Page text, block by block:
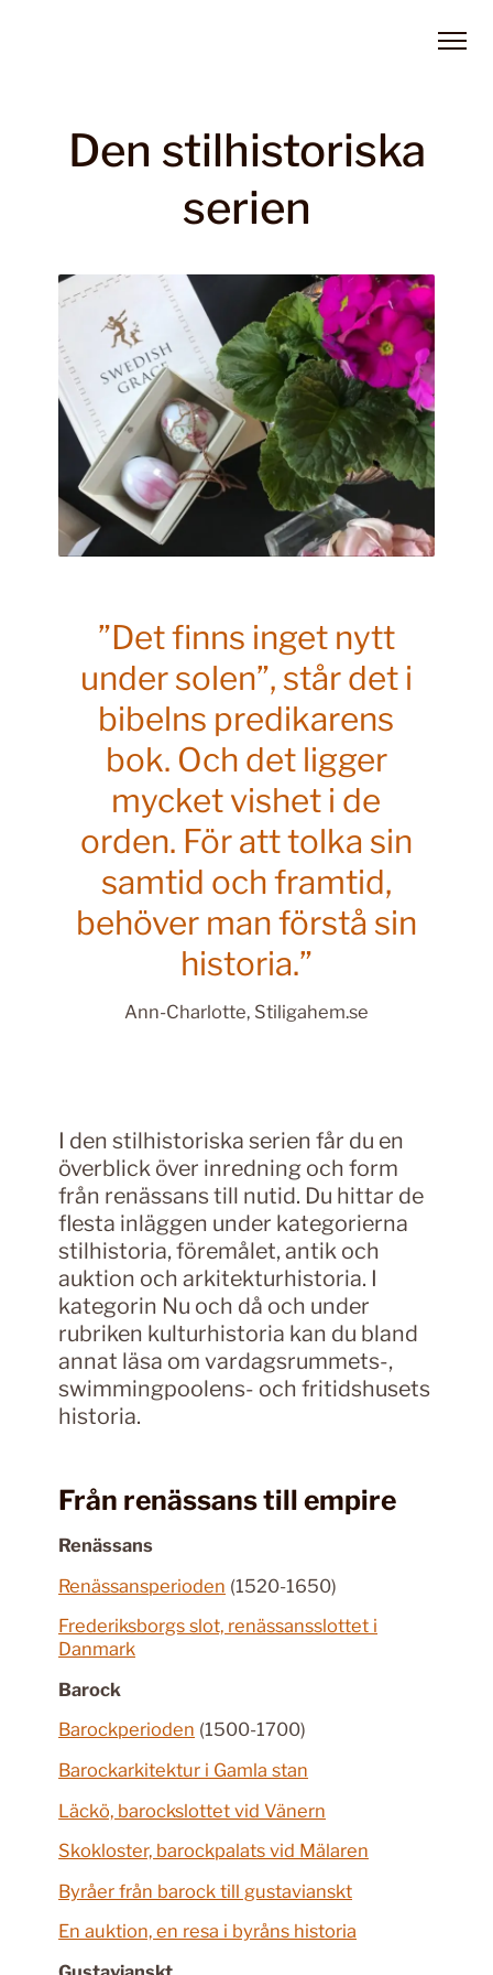
Den stilhistoriska
serien
”Det finns inget nytt
under solen”, står det i
bibelns predikarens
bok. Och det ligger
mycket vishet i de
orden. För att tolka sin
samtid och framtid,
behöver man förstå sin
historia.”
Ann-Charlotte, Stiligahem.se
I den stilhistoriska serien får du en
överblick över inredning och form
från renässans till nutid. Du hittar de
flesta inläggen under kategorierna
stilhistoria, föremålet, antik och
auktion och arkitekturhistoria. I
kategorin Nu och då och under
rubriken kulturhistoria kan du bland
annat läsa om vardagsrummets-,
swimmingpoolens- och fritidshusets
historia.
Från renässans till empire
Renässans
Renässansperioden (1520-1650)
Frederiksborgs slot, renässansslottet i
Danmark
Barock
Barockperioden (1500-1700)
Barockarkitektur i Gamla stan
Läckö, barockslottet vid Vänern
Skokloster, barockpalats vid Mälaren
Byråer från barock till gustavianskt
En auktion, en resa i byråns historia